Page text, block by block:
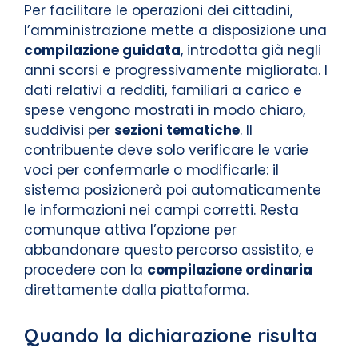
Per facilitare le operazioni dei cittadini,
l’amministrazione mette a disposizione una
compilazione guidata, introdotta già negli
anni scorsi e progressivamente migliorata. I
dati relativi a redditi, familiari a carico e
spese vengono mostrati in modo chiaro,
suddivisi per sezioni tematiche. Il
contribuente deve solo verificare le varie
voci per confermarle o modificarle: il
sistema posizionerà poi automaticamente
le informazioni nei campi corretti. Resta
comunque attiva l’opzione per
abbandonare questo percorso assistito, e
procedere con la compilazione ordinaria
direttamente dalla piattaforma.
Quando la dichiarazione risulta